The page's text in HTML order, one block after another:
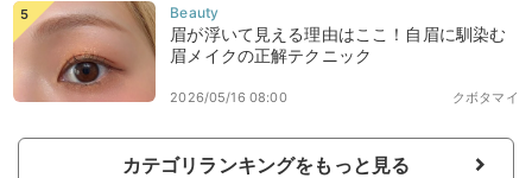
眉が浮いて見える理由はここ！自眉に馴染む
眉メイクの正解テクニック
クボタマイ
2026/05/16 08:00
カテゴリランキングをもっと見る